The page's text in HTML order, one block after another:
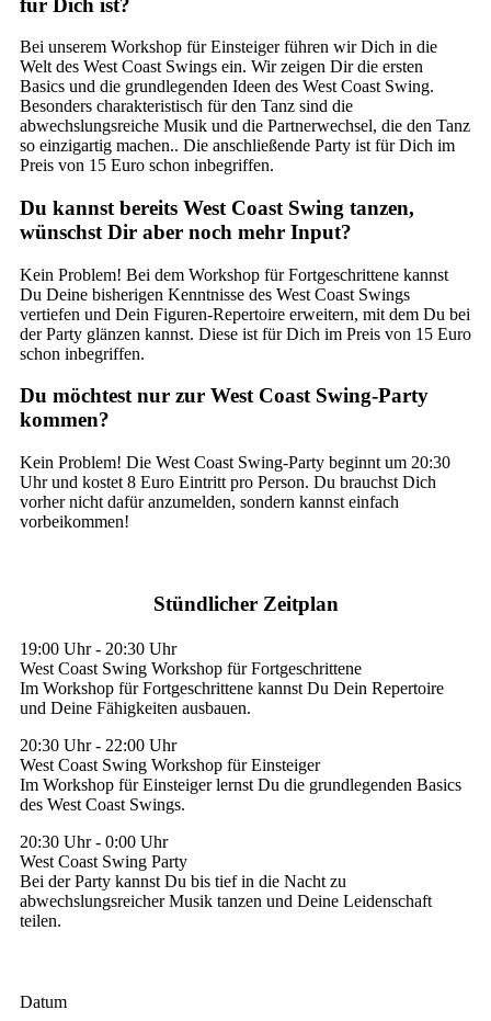
Bei unserem Workshop für Einsteiger führen wir Dich in die
Welt des West Coast Swings ein. Wir zeigen Dir die ersten
Basics und die grundlegenden Ideen des West Coast Swing.
Besonders charakteristisch für den Tanz sind die
abwechslungsreiche Musik und die Partnerwechsel, die den Tanz
so einzigartig machen.. Die anschließende Party ist für Dich im
Preis von 15 Euro schon inbegriffen.
Du kannst bereits West Coast Swing tanzen,
wünschst Dir aber noch mehr Input?
Kein Problem! Bei dem Workshop für Fortgeschrittene kannst
Du Deine bisherigen Kenntnisse des West Coast Swings
vertiefen und Dein Figuren-Repertoire erweitern, mit dem Du bei
der Party glänzen kannst. Diese ist für Dich im Preis von 15 Euro
schon inbegriffen.
Du möchtest nur zur West Coast Swing-Party
kommen?
Kein Problem! Die West Coast Swing-Party beginnt um 20:30
Uhr und kostet 8 Euro Eintritt pro Person. Du brauchst Dich
vorher nicht dafür anzumelden, sondern kannst einfach
vorbeikommen!
Stündlicher Zeitplan
19:00 Uhr- 20:30 Uhr
West Coast Swing Workshop für Fortgeschrittene
Im Workshop für Fortgeschrittene kannst Du Dein Repertoire
und Deine Fähigkeiten ausbauen.
20:30 Uhr- 22:00 Uhr
West Coast Swing Workshop für Einsteiger
Im Workshop für Einsteiger lernst Du die grundlegenden Basics
des West Coast Swings.
20:30 Uhr- 0:00 Uhr
West Coast Swing Party
Bei der Party kannst Du bis tief in die Nacht zu
abwechslungsreicher Musik tanzen und Deine Leidenschaft
teilen.
Datum